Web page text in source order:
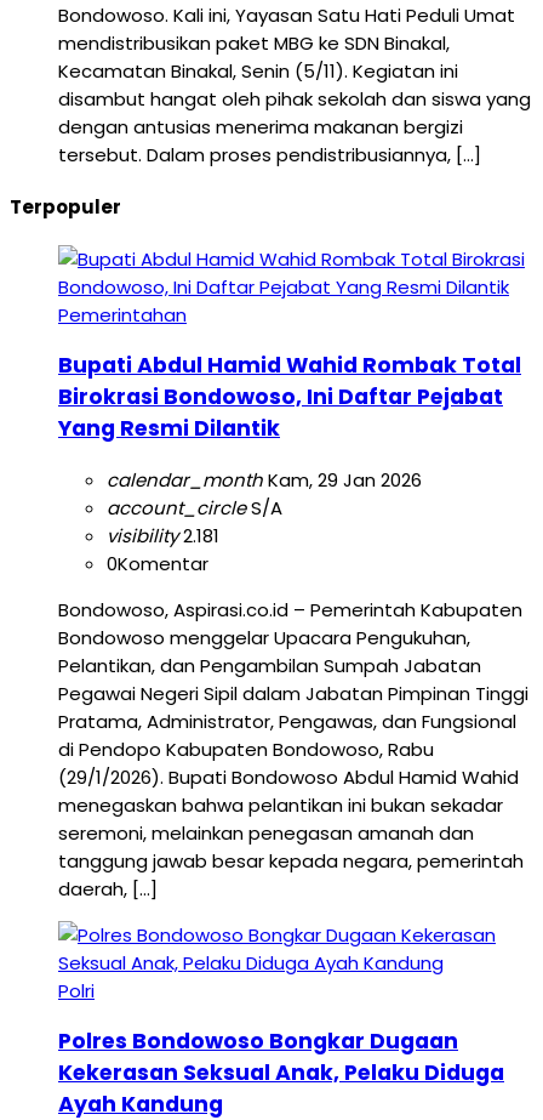
Bondowoso. Kali ini, Yayasan Satu Hati Peduli Umat
mendistribusikan paket MBG ke SDN Binakal,
Kecamatan Binakal, Senin (5/11). Kegiatan ini
disambut hangat oleh pihak sekolah dan siswa yang
dengan antusias menerima makanan bergizi
tersebut. Dalam proses pendistribusiannya, […]
Terpopuler
Pemerintahan
Bupati Abdul Hamid Wahid Rombak Total
Birokrasi Bondowoso, Ini Daftar Pejabat
Yang Resmi Dilantik
calendar_monthKam, 29 Jan 2026
account_circleS/A
visibility2.181
0Komentar
Bondowoso, Aspirasi.co.id – Pemerintah Kabupaten
Bondowoso menggelar Upacara Pengukuhan,
Pelantikan, dan Pengambilan Sumpah Jabatan
Pegawai Negeri Sipil dalam Jabatan Pimpinan Tinggi
Pratama, Administrator, Pengawas, dan Fungsional
di Pendopo Kabupaten Bondowoso, Rabu
(29/1/2026). Bupati Bondowoso Abdul Hamid Wahid
menegaskan bahwa pelantikan ini bukan sekadar
seremoni, melainkan penegasan amanah dan
tanggung jawab besar kepada negara, pemerintah
daerah, […]
Polri
Polres Bondowoso Bongkar Dugaan
Kekerasan Seksual Anak, Pelaku Diduga
Ayah Kandung